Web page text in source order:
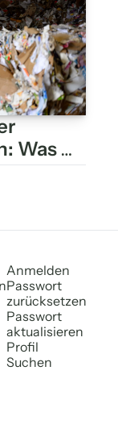
Was
und was
Anmelden
Passwort
zurücksetzen
Passwort
aktualisieren
Profil
Suchen